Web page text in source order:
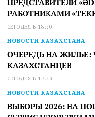
ПРЕДСТАВИТЕЛИ
РАБОТНИКАМИ
СЕГОДНЯ В 18:20
НОВОСТИ КАЗАХСТАНА
ОЧЕРЕДЬ НА ЖИЛЬЕ:
КАЗАХСТАНЦЕВ
СЕГОДНЯ В 17:36
НОВОСТИ КАЗАХСТАНА
ВЫБОРЫ 2026: НА